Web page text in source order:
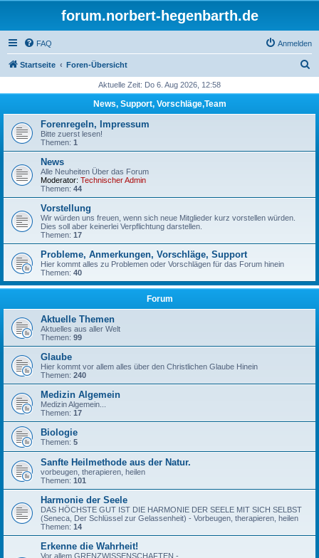
forum.norbert-hegenbarth.de
FAQ Anmelden
Startseite Foren-Übersicht
h
Aktuelle Zeit: Do 6. Aug 2026, 12:58
News, Support, Vorschläge,Team
Forenregeln, Impressum
Bitte zuerst lesen!
Themen: 1
News
Alle Neuheiten Über das Forum
Moderator: Technischer Admin
Themen: 44
Vorstellung
Wir würden uns freuen, wenn sich neue Mitglieder kurz vorstellen würden.
Dies soll aber keinerlei Verpflichtung darstellen.
Themen: 17
Probleme, Anmerkungen, Vorschläge, Support
Hier kommt alles zu Problemen oder Vorschlägen für das Forum hinein
Themen: 40
Forum
Aktuelle Themen
Aktuelles aus aller Welt
Themen: 99
Glaube
Hier kommt vor allem alles über den Christlichen Glaube Hinein
Themen: 240
Medizin Algemein
Medizin Algemein...
Themen: 17
Biologie
Themen: 5
Sanfte Heilmethode aus der Natur.
vorbeugen, therapieren, heilen
Themen: 101
Harmonie der Seele
DAS HÖCHSTE GUT IST DIE HARMONIE DER SEELE MIT SICH SELBST
(Seneca, Der Schlüssel zur Gelassenheit) - Vorbeugen, therapieren, heilen
Themen: 14
Erkenne die Wahrheit!
Vor allem GRENZWISSENSCHAFTEN -